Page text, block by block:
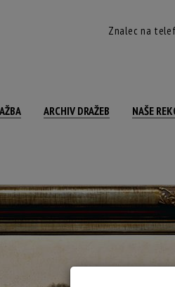
Znalec na
ARCHIV DRAŽEB NAŠE